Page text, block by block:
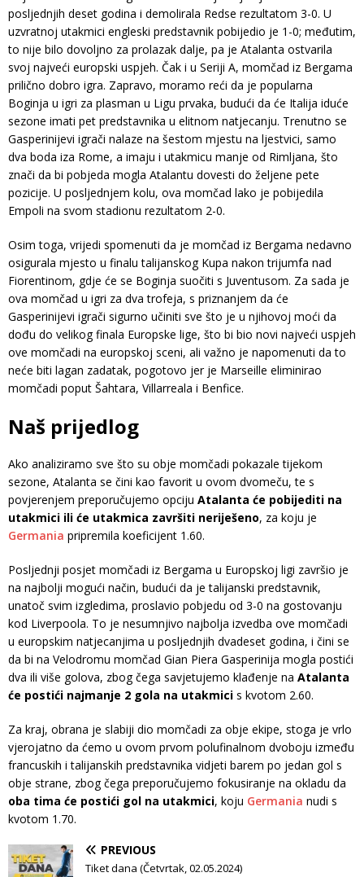
posljednjih deset godina i demolirala Redse rezultatom 3-0. U
uzvratnoj utakmici engleski predstavnik pobijedio je 1-0; međutim,
to nije bilo dovoljno za prolazak dalje, pa je Atalanta ostvarila
svoj najveći europski uspjeh. Čak i u Seriji A, momčad iz Bergama
prilično dobro igra. Zapravo, moramo reći da je popularna
Boginja u igri za plasman u Ligu prvaka, budući da će Italija iduće
sezone imati pet predstavnika u elitnom natjecanju. Trenutno se
Gasperinijevi igrači nalaze na šestom mjestu na ljestvici, samo
dva boda iza Rome, a imaju i utakmicu manje od Rimljana, što
znači da bi pobjeda mogla Atalantu dovesti do željene pete
pozicije. U posljednjem kolu, ova momčad lako je pobijedila
Empoli na svom stadionu rezultatom 2-0.
Osim toga, vrijedi spomenuti da je momčad iz Bergama nedavno
osigurala mjesto u finalu talijanskog Kupa nakon trijumfa nad
Fiorentinom, gdje će se Boginja suočiti s Juventusom. Za sada je
ova momčad u igri za dva trofeja, s priznanjem da će
Gasperinijevi igrači sigurno učiniti sve što je u njihovoj moći da
dođu do velikog finala Europske lige, što bi bio novi najveći uspjeh
ove momčadi na europskoj sceni, ali važno je napomenuti da to
neće biti lagan zadatak, pogotovo jer je Marseille eliminirao
momčadi poput Šahtara, Villarreala i Benfice.
Naš prijedlog
Ako analiziramo sve što su obje momčadi pokazale tijekom
sezone, Atalanta se čini kao favorit u ovom dvomeču, te s
povjerenjem preporučujemo opciju Atalanta će pobijediti na
utakmici ili će utakmica završiti neriješeno, za koju je
Germania pripremila koeficijent 1.60.
Posljednji posjet momčadi iz Bergama u Europskoj ligi završio je
na najbolji mogući način, budući da je talijanski predstavnik,
unatoč svim izgledima, proslavio pobjedu od 3-0 na gostovanju
kod Liverpoola. To je nesumnjivo najbolja izvedba ove momčadi
u europskim natjecanjima u posljednjih dvadeset godina, i čini se
da bi na Velodromu momčad Gian Piera Gasperinija mogla postići
dva ili više golova, zbog čega savjetujemo klađenje na Atalanta
će postići najmanje 2 gola na utakmici s kvotom 2.60.
Za kraj, obrana je slabiji dio momčadi za obje ekipe, stoga je vrlo
vjerojatno da ćemo u ovom prvom polufinalnom dvoboju između
francuskih i talijanskih predstavnika vidjeti barem po jedan gol s
obje strane, zbog čega preporučujemo fokusiranje na okladu da
oba tima će postići gol na utakmici, koju Germania nudi s
kvotom 1.70.
PREVIOUS
Tiket dana (Četvrtak, 02.05.2024)